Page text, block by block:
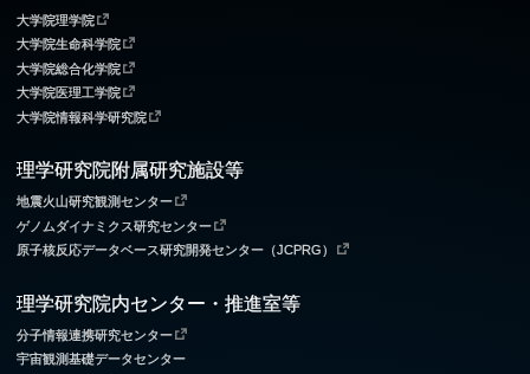
大学院理学院
大学院生命科学院
大学院総合化学院
大学院医理工学院
大学院情報科学研究院
理学研究院附属研究施設等
地震火山研究観測センター
ゲノムダイナミクス研究センター
原子核反応データベース研究開発センター（JCPRG）
理学研究院内センター・推進室等
分子情報連携研究センター
宇宙観測基礎データセンター